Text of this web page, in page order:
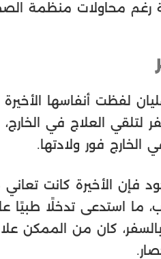
رغم محاولات منظمة
لتلقي العلاج في
الخارج فور ولادتها.
فإن الأخيرة كانت
ما استدعى تدخلًا طبيًا
كان من الممكن